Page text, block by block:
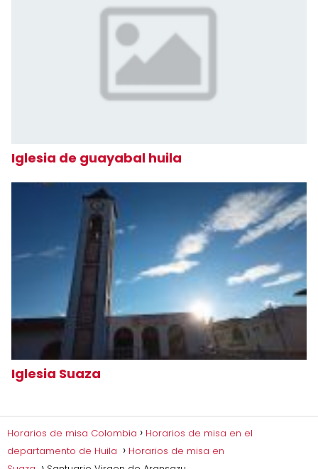
Iglesia de guayabal huila
Iglesia Suaza
Horarios de misa Colombia
Horarios de misa en el
departamento de Huila
Horarios de misa en